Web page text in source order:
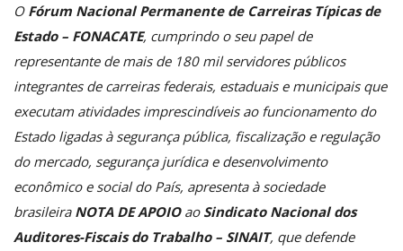
O Fórum Nacional Permanente de Carreiras Típicas de
Estado – FONACATE, cumprindo o seu papel de
representante de mais de 180 mil servidores públicos
integrantes de carreiras federais, estaduais e municipais que
executam atividades imprescindíveis ao funcionamento do
Estado ligadas à segurança pública, fiscalização e regulação
do mercado, segurança jurídica e desenvolvimento
econômico e social do País, apresenta à sociedade
brasileira NOTA DE APOIOao Sindicato Nacional dos
Auditores-Fiscais do Trabalho – SINAIT, que defende